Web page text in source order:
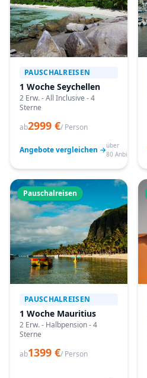
PAUSCHALREISEN
1 Woche Seychellen
2 Erw. - All Inclusive - 4
Sterne
ab2999 €/ Person
Angebote vergleichen →über
80 Anbieter
Pauschalreisen
PAUSCHALREISEN
1 Woche Mauritius
2 Erw. - Halbpension - 4
Sterne
ab1399 €/ Person